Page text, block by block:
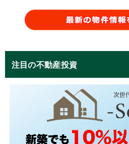
注目の不動産投資